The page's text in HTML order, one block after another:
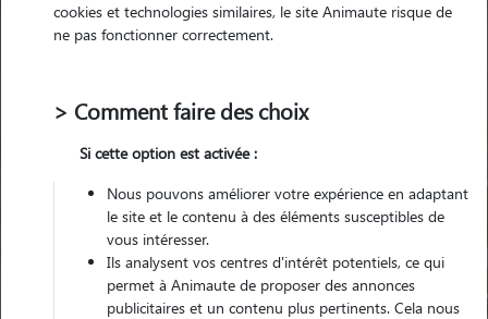
Pour quel animal ?
cookies et technologies similaires, le site Animaute risque de
ne pas fonctionner correctement.
> Comment faire des choix
Si cette option est activée :
Nous pouvons améliorer votre expérience en adaptant
le site et le contenu à des éléments susceptibles de
vous intéresser.
Ils analysent vos centres d'intérêt potentiels, ce qui
permet à Animaute de proposer des annonces
publicitaires et un contenu plus pertinents. Cela nous